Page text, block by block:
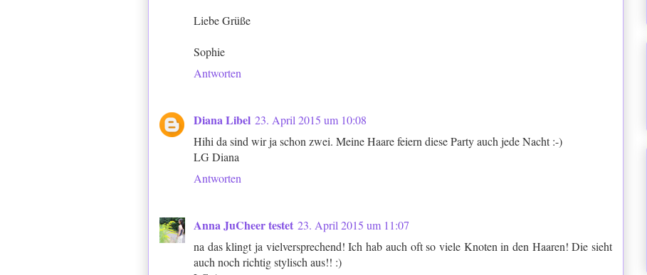
Liebe Grüße
Sophie
Antworten
Diana Libel 23. April 2015 um 10:08
Hihi da sind wir ja schon zwei. Meine Haare feiern diese Party auch jede Nacht :-)
LG Diana
Antworten
Anna JuCheer testet 23. April 2015 um 11:07
na das klingt ja vielversprechend! Ich hab auch oft so viele Knoten in den Haaren! Die sieht
auch noch richtig stylisch aus!! :)